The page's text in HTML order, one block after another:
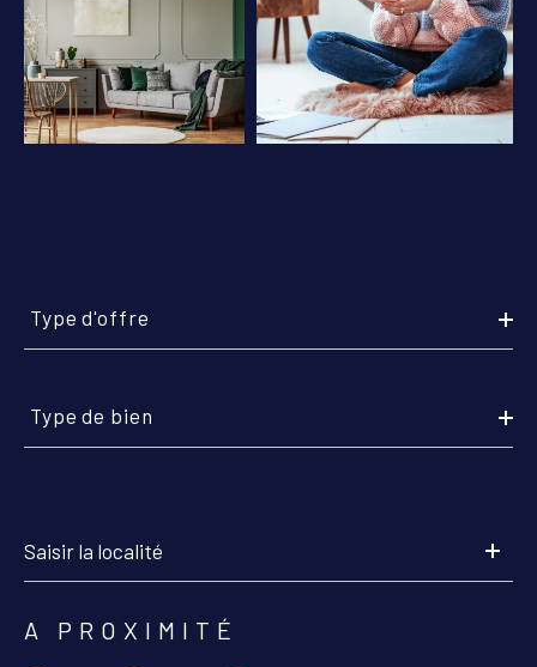
d'offre
Type d'offre
de
bien
Type de bien
A PROXIMITÉ
PARKING TERRASSE PISCINE
FILTRER PAR